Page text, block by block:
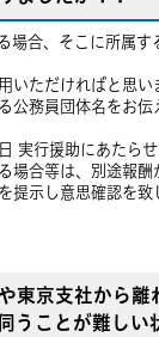
場合、そこに所属す
いただければと思い
公務員団体名をお伝
実行援助にあたらせ
場合等は、別途報酬
提示し意思確認を
東京支社から離
うことが難しい